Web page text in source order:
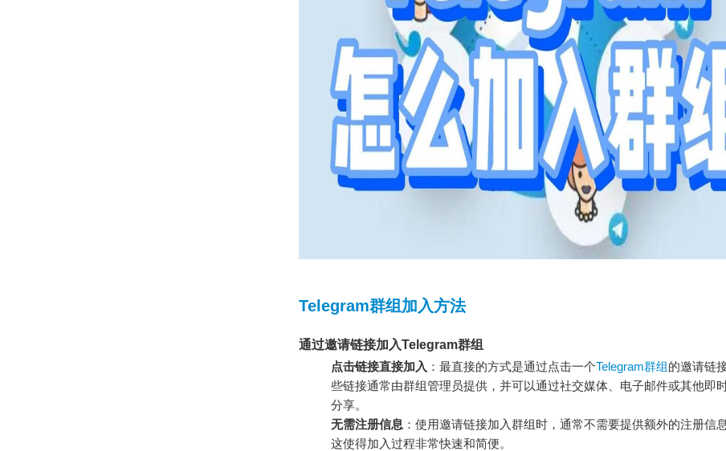
Telegram群组加入方法
通过邀请链接加入Telegram群组
点击链接直接加入 ：最直接的方式是通过点击一个Telegram群组的邀请链
些链接通常由群组管理员提供，并可以通过社交媒体、电子邮件或其他即
分享。
无需注册信息 ：使用邀请链接加入群组时，通常不需要提供额外的注册信
这使得加入过程非常快速和简便。